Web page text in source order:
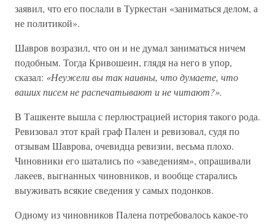
заявил, что его послали в Туркестан «заниматься делом, а
не политикой».
Шавров возразил, что он и не думал заниматься ничем
подобным. Тогда Кривошеин, глядя на него в упор,
сказал: «Неужели вы так наивны, что думаете, что
ваших писем не распечатывают и не читают?».
В Ташкенте вышла с перлюстрацией история такого рода.
Ревизовал этот край граф Пален и ревизовал, судя по
отзывам Шаврова, очевидца ревизии, весьма плохо.
Чиновники его шатались по «заведениям», опрашивали
лакеев, выгнанных чиновников, и вообще старались
выуживать всякие сведения у самых подонков.
Одному из чиновников Палена потребовалось какое-то